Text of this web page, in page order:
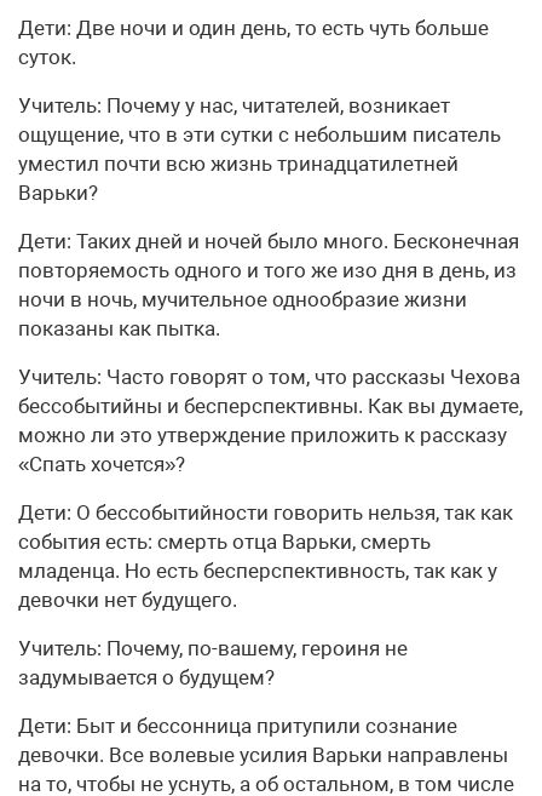
Дети: Две ночи и один день, то есть чуть больше
суток.
Учитель: Почему у нас, читателей, возникает
ощущение, что в эти сутки с небольшим писатель
уместил почти всю жизнь тринадцатилетней
Варьки?
Дети: Таких дней и ночей было много. Бесконечная
повторяемость одного и того же изо дня в день, из
ночи в ночь, мучительное однообразие жизни
показаны как пытка.
Учитель: Часто говорят о том, что рассказы Чехова
бессобытийны и бесперспективны. Как вы думаете,
можно ли это утверждение приложить к рассказу
«Спать хочется»?
Дети: О бессобытийности говорить нельзя, так как
события есть: смерть отца Варьки, смерть
младенца. Но есть бесперспективность, так как у
девочки нет будущего.
Учитель: Почему, по-вашему, героиня не
задумывается о будущем?
Дети: Быт и бессонница притупили сознание
девочки. Все волевые усилия Варьки направлены
на то, чтобы не уснуть, а об остальном, в том числе